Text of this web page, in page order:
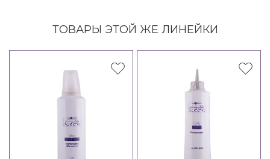
ТОВАРЫ ЭТОЙ ЖЕ ЛИНЕЙКИ